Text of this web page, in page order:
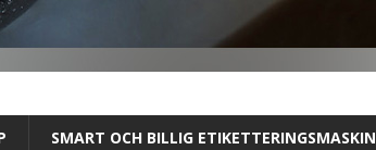
SMART OCH BILLIG ETIKETTERINGSMASKIN